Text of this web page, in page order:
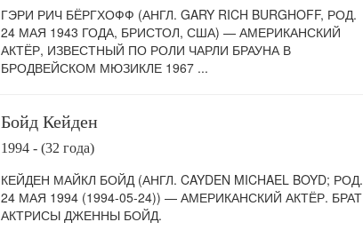
ГЭРИ РИЧ БЁРГХОФФ (АНГЛ. GARY RICH BURGHOFF, РОД.
24 МАЯ 1943 ГОДА, БРИСТОЛ, США) — АМЕРИКАНСКИЙ
АКТЁР, ИЗВЕСТНЫЙ ПО РОЛИ ЧАРЛИ БРАУНА В
БРОДВЕЙСКОМ МЮЗИКЛЕ 1967 ...
Бойд Кейден
1994 - (32 года)
КЕЙДЕН МАЙКЛ БОЙД (АНГЛ. CAYDEN MICHAEL BOYD; РОД.
24 МАЯ 1994 (1994-05-24)) — АМЕРИКАНСКИЙ АКТЁР. БРАТ
АКТРИСЫ ДЖЕННЫ БОЙД.